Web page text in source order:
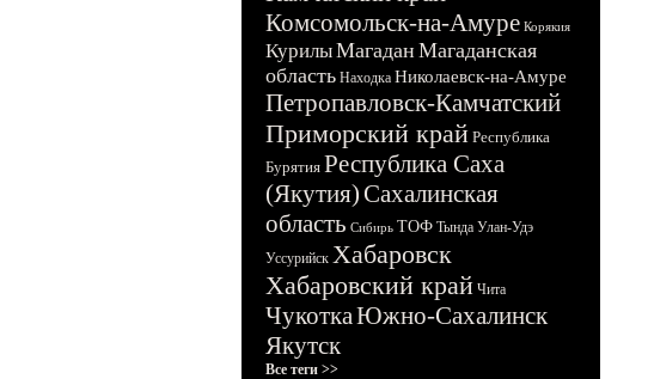
Комсомольск-на-Амуре Корякия
КурилыМагадан Магаданская
область Находка Николаевск-на-Амуре
Петропавловск-Камчатский
Приморский край Республика
Бурятия Республика Саха
(Якутия)Сахалинская
область Сибирь ТОФ Тында Улан-Удэ
Уссурийск Хабаровск
Хабаровский край Чита
ЧукоткаЮжно-Сахалинск
Якутск
Все теги >>